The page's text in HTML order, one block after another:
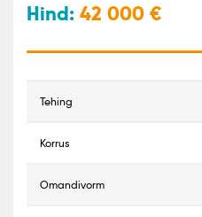
Hind: 42 000
tehing
korrus
omandivorm